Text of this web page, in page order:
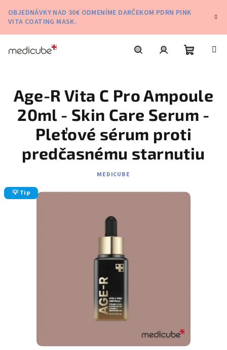
obsah
OBJEDNÁVKY NAD 30€ ODMENÍME DARČEKOM PDRN PINK
VITA COATING MASK.
košík
Age-R Vita C Pro Ampoule
20ml - Skin Care Serum -
Pleťové sérum proti
predčasnému starnutiu
MEDICUBE
💡 Tip